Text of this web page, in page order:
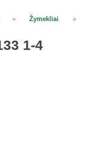
» Žymekliai
»
1-4